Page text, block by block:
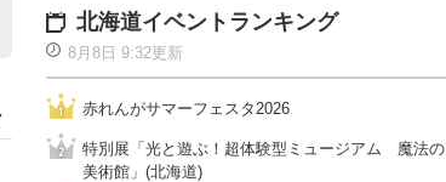
北海道イベントランキング
8月8日 9:32更新
赤れんがサマーフェスタ2026
特別展「光と遊ぶ！超体験型ミュージアム 魔法の
美術館」(北海道)